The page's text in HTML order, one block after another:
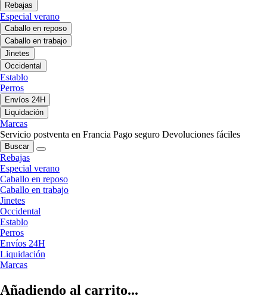
Rebajas
Especial verano
Caballo en reposo
Caballo en trabajo
Jinetes
Occidental
Establo
Perros
Envíos 24H
Liquidación
Marcas
Servicio postventa en Francia Pago seguro Devoluciones fáciles
Buscar
Rebajas
Especial verano
Caballo en reposo
Caballo en trabajo
Jinetes
Occidental
Establo
Perros
Envíos 24H
Liquidación
Marcas
Añadiendo al carrito...